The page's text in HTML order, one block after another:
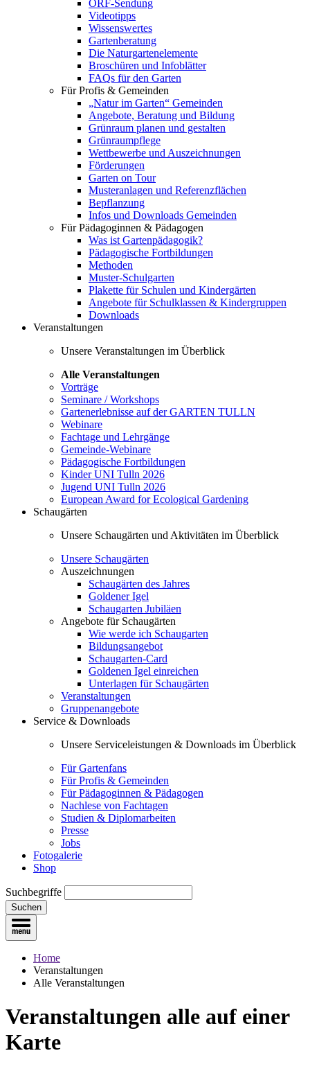
ORF-Sendung
Videotipps
Wissenswertes
Gartenberatung
Die Naturgartenelemente
Broschüren und Infoblätter
FAQs für den Garten
Für Profis & Gemeinden
„Natur im Garten“ Gemeinden
Angebote, Beratung und Bildung
Grünraum planen und gestalten
Grünraumpflege
Wettbewerbe und Auszeichnungen
Förderungen
Garten on Tour
Musteranlagen und Referenzflächen
Bepflanzung
Infos und Downloads Gemeinden
Für Pädagoginnen & Pädagogen
Was ist Gartenpädagogik?
Pädagogische Fortbildungen
Methoden
Muster-Schulgarten
Plakette für Schulen und Kindergärten
Angebote für Schulklassen & Kindergruppen
Downloads
Veranstaltungen
Unsere Veranstaltungen im Überblick
Alle Veranstaltungen
Vorträge
Seminare / Workshops
Gartenerlebnisse auf der GARTEN TULLN
Webinare
Fachtage und Lehrgänge
Gemeinde-Webinare
Pädagogische Fortbildungen
Kinder UNI Tulln 2026
Jugend UNI Tulln 2026
European Award for Ecological Gardening
Schaugärten
Unsere Schaugärten und Aktivitäten im Überblick
Unsere Schaugärten
Auszeichnungen
Schaugärten des Jahres
Goldener Igel
Schaugarten Jubiläen
Angebote für Schaugärten
Wie werde ich Schaugarten
Bildungsangebot
Schaugarten-Card
Goldenen Igel einreichen
Unterlagen für Schaugärten
Veranstaltungen
Gruppenangebote
Service & Downloads
Unsere Serviceleistungen & Downloads im Überblick
Für Gartenfans
Für Profis & Gemeinden
Für Pädagoginnen & Pädagogen
Nachlese von Fachtagen
Studien & Diplomarbeiten
Presse
Jobs
Fotogalerie
Shop
Suchbegriffe
Suchen
Home
Veranstaltungen
Alle Veranstaltungen
Veranstaltungen alle auf einer
Karte